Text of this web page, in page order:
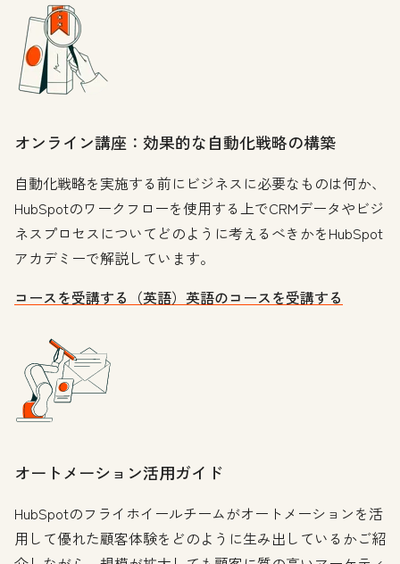
オンライン講座：効果的な自動化戦略の構築
自動化戦略を実施する前にビジネスに必要なものは何か、
HubSpotのワークフローを使用する上でCRMデータやビジ
ネスプロセスについてどのように考えるべきかをHubSpot
アカデミーで解説しています。
コースを受講する（英語） 英語のコースを受講する
オートメーション活用ガイド
HubSpotのフライホイールチームがオートメーションを活
用して優れた顧客体験をどのように生み出しているかご紹